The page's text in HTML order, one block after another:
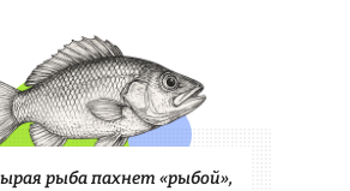
рыба пахнет «рыбой»,